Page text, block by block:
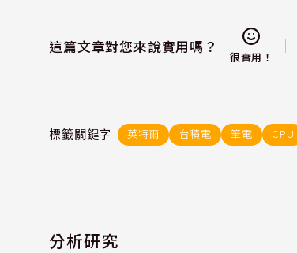
這篇文章對您來說實用嗎？
很實用！
標籤關鍵字 英特爾 台積電 筆電 CPU
分析研究